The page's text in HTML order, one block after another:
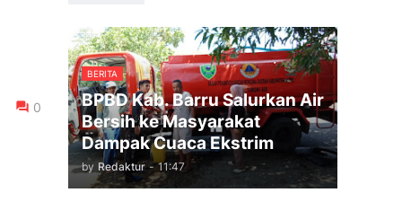
0
BERITA
BPBD Kab. Barru Salurkan Air
Bersih ke Masyarakat
Dampak Cuaca Ekstrim
by Redaktur - 11:47